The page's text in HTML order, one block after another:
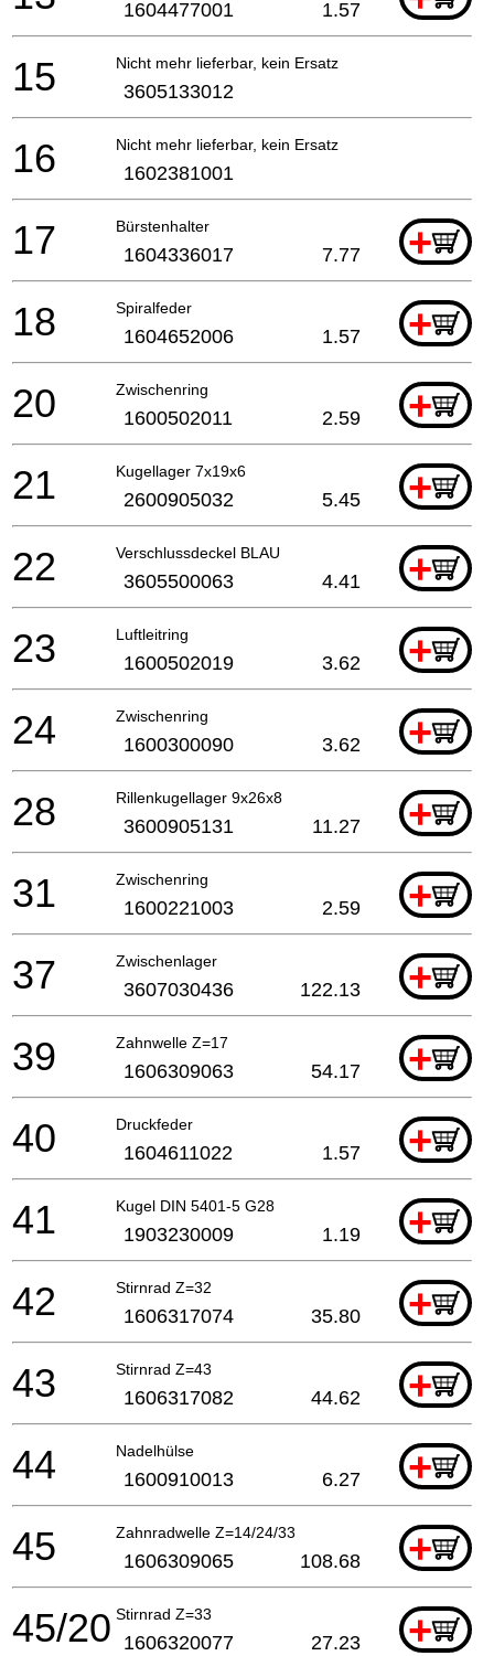
1604477001 1.57
Nicht mehr lieferbar, kein Ersatz
15 3605133012
Nicht mehr lieferbar, kein Ersatz
16 1602381001
Bürstenhalter +
17 1604336017 7.77
Spiralfeder +
18 1604652006 1.57
Zwischenring +
20 1600502011 2.59
Kugellager 7x19x6 +
21 2600905032 5.45
Verschlussdeckel BLAU +
22 3605500063 4.41
Luftleitring +
23 1600502019 3.62
Zwischenring +
24 1600300090 3.62
Rillenkugellager 9x26x8 +
28 3600905131 11.27
Zwischenring +
31 1600221003 2.59
Zwischenlager +
37 3607030436 122.13
Zahnwelle Z=17 +
39 1606309063 54.17
Druckfeder +
40 1604611022 1.57
Kugel DIN 5401-5 G28 +
41 1903230009 1.19
Stirnrad Z=32 +
42 1606317074 35.80
Stirnrad Z=43 +
43 1606317082 44.62
Nadelhülse +
44 1600910013 6.27
Zahnradwelle Z=14/24/33 +
45 1606309065 108.68
Stirnrad Z=33 +
45/20 1606320077 27.23